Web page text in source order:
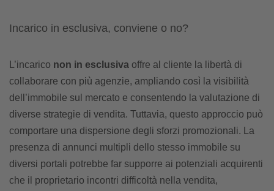
Incarico in esclusiva, conviene o no?
L’incarico non in esclusiva offre al cliente la libertà di
collaborare con più agenzie, ampliando così la visibilità
dell’immobile sul mercato e consentendo la valutazione di
diverse strategie di vendita. Tuttavia, questo approccio può
comportare una dispersione degli sforzi promozionali. La
presenza di annunci multipli dello stesso immobile su
diversi portali potrebbe far supporre ai potenziali acquirenti
che il proprietario incontri difficoltà nella vendita,